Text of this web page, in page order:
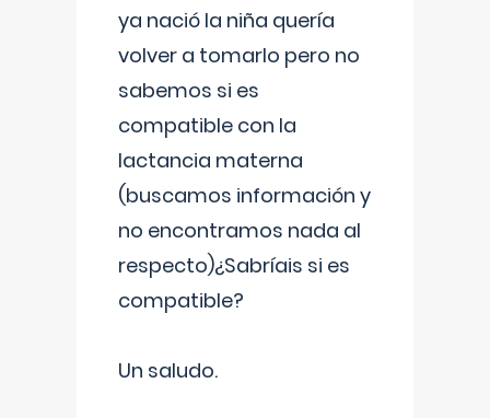
ya nació la niña quería
volver a tomarlo pero no
sabemos si es
compatible con la
lactancia materna
(buscamos información y
no encontramos nada al
respecto)¿Sabríais si es
compatible?
Un saludo.